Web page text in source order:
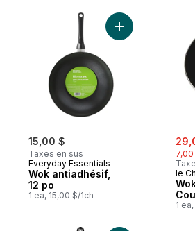
15,00 $
Taxes en sus
Everyday Essentials
Wok antiadhésif,
12 po
1 ea, 15,00 $/1ch
Ajouter Wok
7,00
le
1